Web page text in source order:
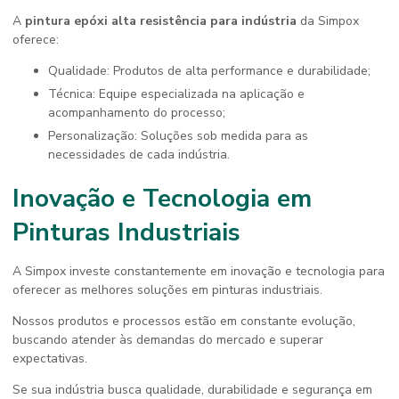
A pintura epóxi alta resistência para indústria da Simpox
oferece:
Qualidade: Produtos de alta performance e durabilidade;
Técnica: Equipe especializada na aplicação e
acompanhamento do processo;
Personalização: Soluções sob medida para as
necessidades de cada indústria.
Inovação e Tecnologia em
Pinturas Industriais
A Simpox investe constantemente em inovação e tecnologia para
oferecer as melhores soluções em pinturas industriais.
Nossos produtos e processos estão em constante evolução,
buscando atender às demandas do mercado e superar
expectativas.
Se sua indústria busca qualidade, durabilidade e segurança em